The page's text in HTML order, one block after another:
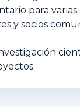
para
y socios